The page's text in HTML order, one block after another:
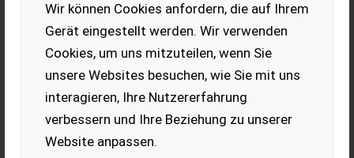
Wir können Cookies anfordern, die auf Ihrem
Gerät eingestellt werden. Wir verwenden
Cookies, um uns mitzuteilen, wenn Sie
unsere Websites besuchen, wie Sie mit uns
interagieren, Ihre Nutzererfahrung
verbessern und Ihre Beziehung zu unserer
Website anpassen.
Amazone Sämaschine,
Kreiselegge,
Fronttank, Avant,
Centaya
Verkauft wird eine 6 m
Kreiselegge von Amazone
mit Getreidesäschiene und
Fronttank mit Fliegl-
Schnecke. Es sind 3 Dosierwellen für Getreide, Raps, Bohnen,